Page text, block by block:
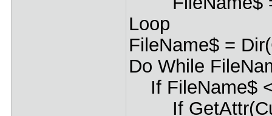
Loop
FileName$ =
Do While
If FileName$
If